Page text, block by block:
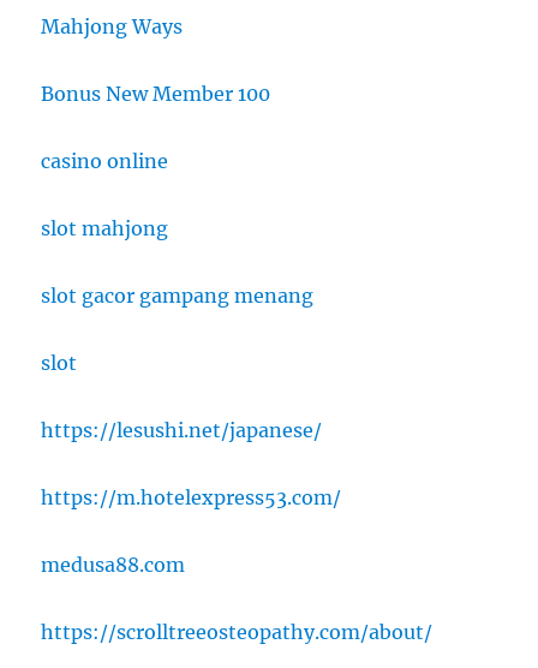
Mahjong Ways
Bonus New Member 100
casino online
slot mahjong
slot gacor gampang menang
slot
https://lesushi.net/japanese/
https://m.hotelexpress53.com/
medusa88.com
https://scrolltreeosteopathy.com/about/